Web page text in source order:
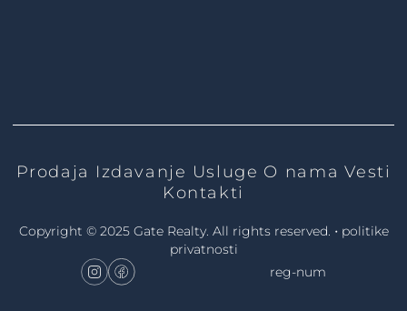
Prodaja Izdavanje Usluge O nama Vesti
Kontakti
Copyright © 2025 Gate Realty. All rights reserved. • politike
privatnosti
reg-num